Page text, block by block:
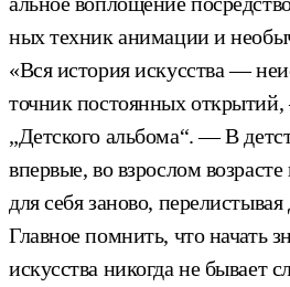
ных тех­ник ани­мации и
«Вся ис­то­рия ис­кусс­тва —
точник пос­то­ян­ных от­кры­тий,
„Детского альбома“. — В
впер­вые, во взрос­лом
для се­бя за­ново,
Глав­ное пом­нить, что на­чать
ис­кусс­тва ни­ког­да не бывает